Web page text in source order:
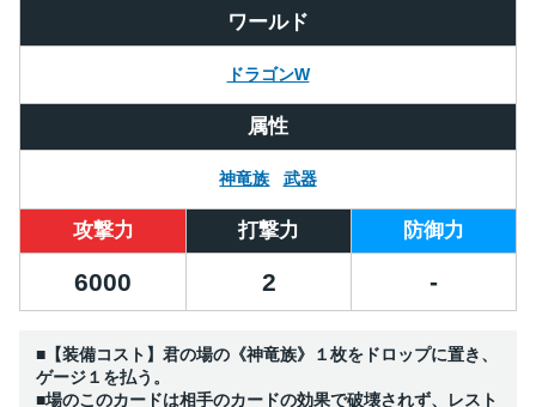
ワールド
ドラゴンW
属性
神竜族 武器
攻撃力 打撃力 防御力
6000 2 -
■【装備コスト】君の場の《神竜族》１枚をドロップに置き、
ゲージ１を払う。
■場のこのカードは相手のカードの効果で破壊されず、レスト